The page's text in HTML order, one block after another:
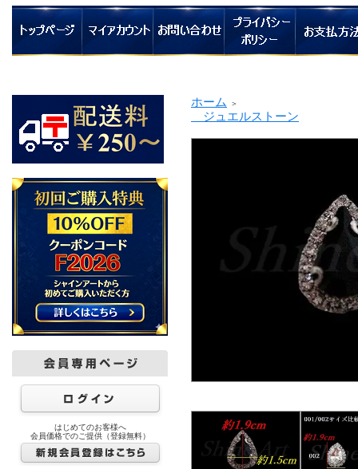
はじめてのお客様へ
会員価格でのご提供（登録無料）
ホーム ＞
ジュエルストーン